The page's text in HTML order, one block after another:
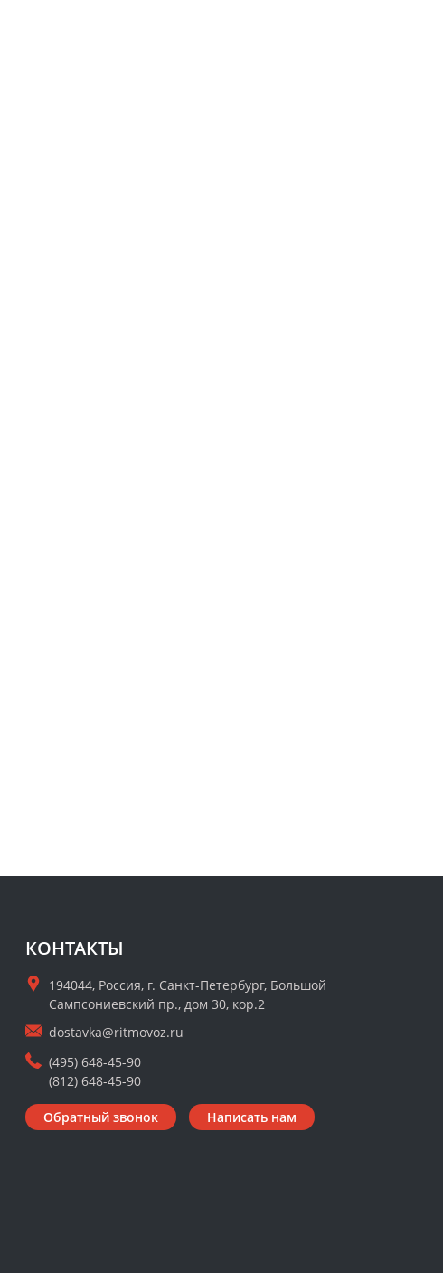
КОНТАКТЫ
194044, Россия, г. Санкт-Петербург, Большой
Сампсониевский пр., дом 30, кор.2
dostavka@ritmovoz.ru
(495) 648-45-90
(812) 648-45-90
Обратный звонок Написать нам